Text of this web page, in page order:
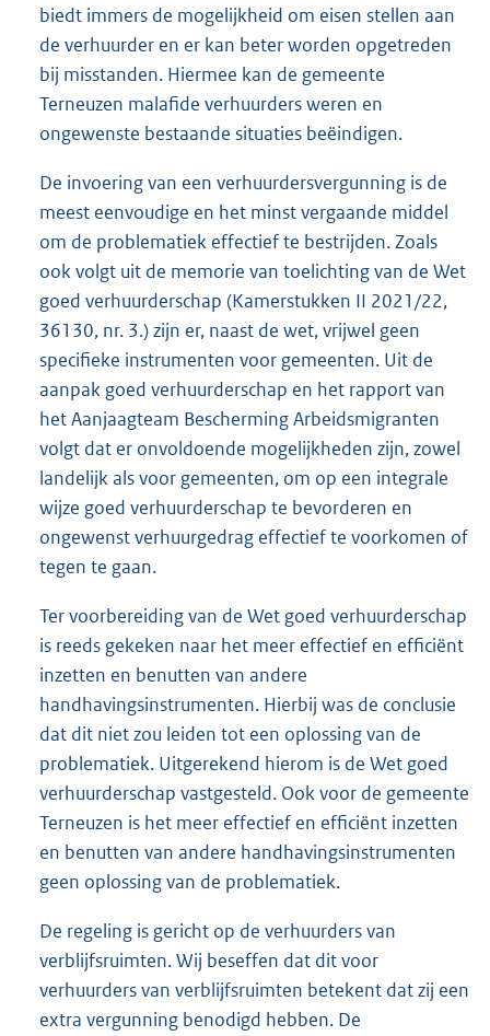
biedt immers de mogelijkheid om eisen stellen aan
de verhuurder en er kan beter worden opgetreden
bij misstanden. Hiermee kan de gemeente
Terneuzen malafide verhuurders weren en
ongewenste bestaande situaties beëindigen.
De invoering van een verhuurdersvergunning is de
meest eenvoudige en het minst vergaande middel
om de problematiek effectief te bestrijden. Zoals
ook volgt uit de memorie van toelichting van de Wet
goed verhuurderschap (Kamerstukken II 2021/22,
36130, nr. 3.) zijn er, naast de wet, vrijwel geen
specifieke instrumenten voor gemeenten. Uit de
aanpak goed verhuurderschap en het rapport van
het Aanjaagteam Bescherming Arbeidsmigranten
volgt dat er onvoldoende mogelijkheden zijn, zowel
landelijk als voor gemeenten, om op een integrale
wijze goed verhuurderschap te bevorderen en
ongewenst verhuurgedrag effectief te voorkomen of
tegen te gaan.
Ter voorbereiding van de Wet goed verhuurderschap
is reeds gekeken naar het meer effectief en efficiënt
inzetten en benutten van andere
handhavingsinstrumenten. Hierbij was de conclusie
dat dit niet zou leiden tot een oplossing van de
problematiek. Uitgerekend hierom is de Wet goed
verhuurderschap vastgesteld. Ook voor de gemeente
Terneuzen is het meer effectief en efficiënt inzetten
en benutten van andere handhavingsinstrumenten
geen oplossing van de problematiek.
De regeling is gericht op de verhuurders van
verblijfsruimten. Wij beseffen dat dit voor
verhuurders van verblijfsruimten betekent dat zij een
extra vergunning benodigd hebben. De